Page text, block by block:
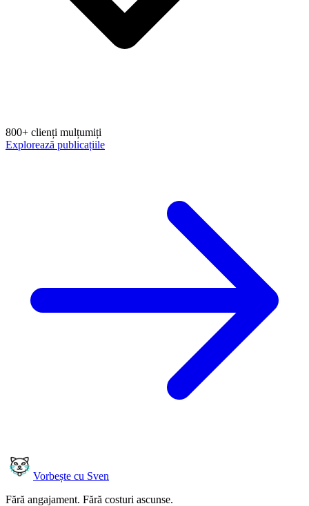
800+ clienți mulțumiți
Explorează publicațiile
Vorbește cu Sven
Fără angajament. Fără costuri ascunse.